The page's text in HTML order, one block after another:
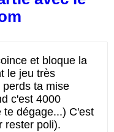
et bloque la
le jeu très
ta mise
c'est 4000
te dégage...) C'est
rester poli).